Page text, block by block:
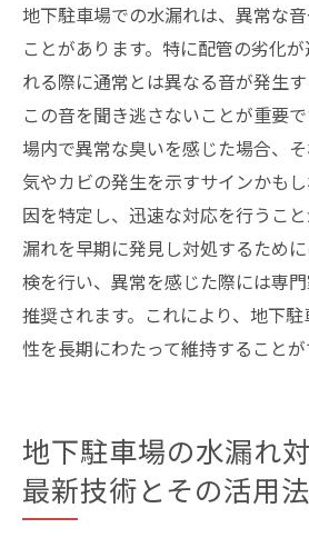
地下駐車場での水漏れは、異常な
ことがあります。特に配管の劣化
れる際に通常とは異なる音が発生す
この音を聞き逃さないことが重要
場内で異常な臭いを感じた場合、
気やカビの発生を示すサインかも
因を特定し、迅速な対応を行うこ
漏れを早期に発見し対処するため
検を行い、異常を感じた際には専
推奨されます。これにより、地下
性を長期にわたって維持することが
地下駐車場の水漏れ
最新技術とその活用法